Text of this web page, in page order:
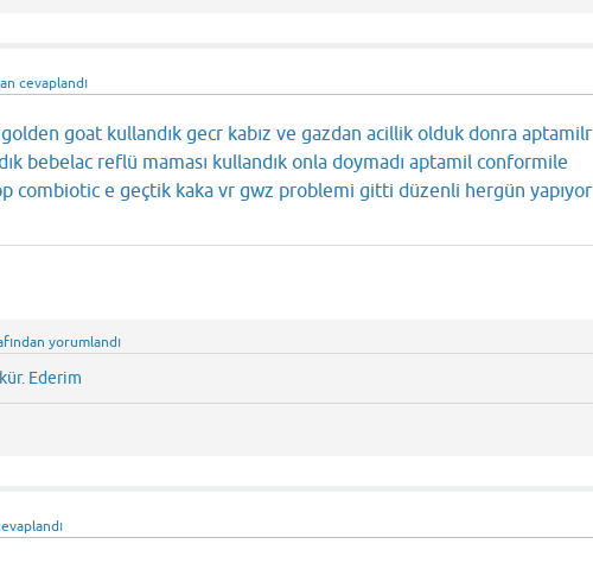
cevaplandı
goat kullandık gecr kabız ve gazdan acillik olduk donra aptamilr
bebelac reflü maması kullandık onla doymadı aptamil conformile
combiotic e geçtik kaka vr gwz problemi gitti düzenli hergün yapıyor
yorumlandı
Ederim